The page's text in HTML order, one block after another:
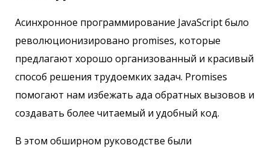
Асинхронное программирование JavaScript было
революционизировано promises, которые
предлагают хорошо организованный и красивый
способ решения трудоемких задач. Promises
помогают нам избежать ада обратных вызовов и
создавать более читаемый и удобный код.
В этом обширном руководстве были